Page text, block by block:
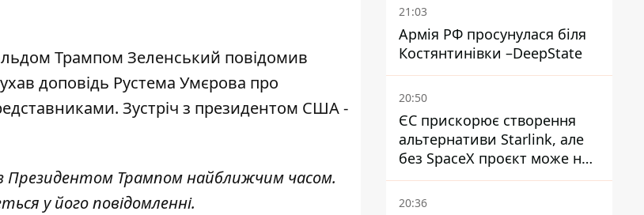
Трампом Зеленський повідомив
доповідь Рустема Умєрова про
Зустріч з президентом США -
Президентом Трампом найближчим часом.
у його повідомленні.
21:03
Армія РФ просунулася біля
Костянтинівки –DeepState
20:50
ЄС прискорює створення
альтернативи Starlink, але
без SpaceX проєкт може не
обійтися
20:36